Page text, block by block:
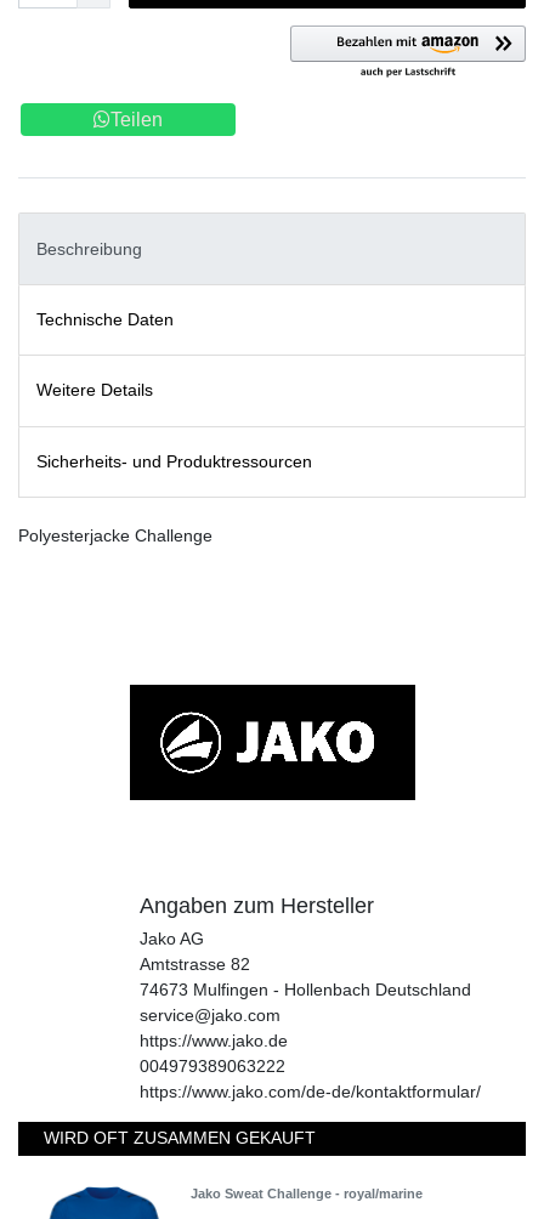
Teilen
Beschreibung
Technische Daten
Weitere Details
Sicherheits- und Produktressourcen
Polyesterjacke Challenge
Angaben zum Hersteller
Jako AG
Amtstrasse 82
74673 Mulfingen - Hollenbach Deutschland
service@jako.com
https://www.jako.de
004979389063222
https://www.jako.com/de-de/kontaktformular/
WIRD OFT ZUSAMMEN GEKAUFT
Jako Sweat Challenge - royal/marine